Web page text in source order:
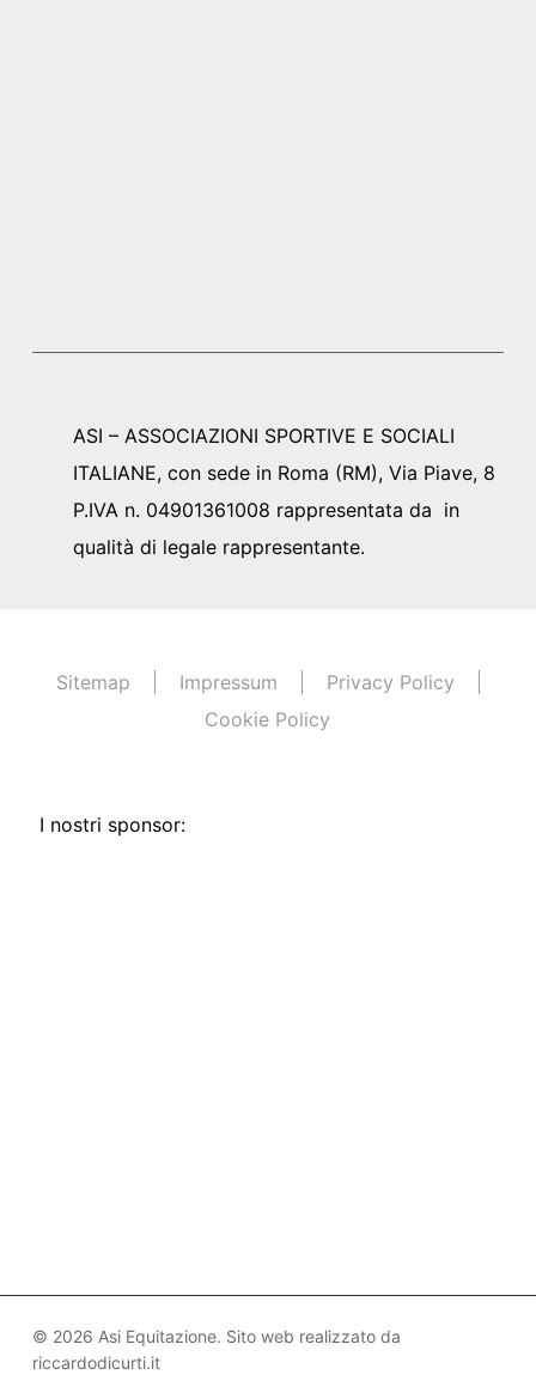
ASI – ASSOCIAZIONI SPORTIVE E SOCIALI
ITALIANE, con sede in Roma (RM), Via Piave, 8
P.IVA n. 04901361008 rappresentata da in
qualità di legale rappresentante.
Sitemap Impressum
Privacy Policy
Cookie Policy
I nostri sponsor:
© 2026 Asi Equitazione. Sito web realizzato da
riccardodicurti.it